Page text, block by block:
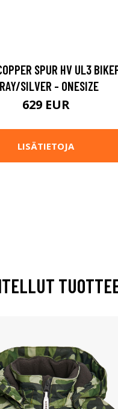
SPUR HV UL3
SILVER - ONESIZE
629 EUR
LISÄTIETOJA